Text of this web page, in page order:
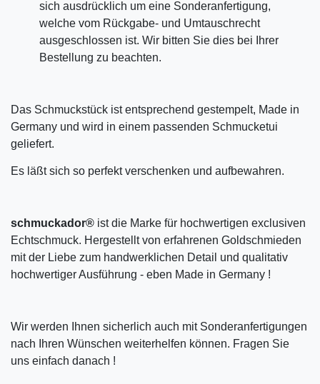
sich ausdrücklich um eine Sonderanfertigung,
welche vom Rückgabe- und Umtauschrecht
ausgeschlossen ist. Wir bitten Sie dies bei Ihrer
Bestellung zu beachten.
Das Schmuckstück ist entsprechend gestempelt, Made in
Germany und wird in einem passenden Schmucketui
geliefert.
Es läßt sich so perfekt verschenken und aufbewahren.
schmuckador® ist die Marke für hochwertigen exclusiven
Echtschmuck. Hergestellt von erfahrenen Goldschmieden
mit der Liebe zum handwerklichen Detail und qualitativ
hochwertiger Ausführung - eben Made in Germany !
Wir werden Ihnen sicherlich auch mit Sonderanfertigungen
nach Ihren Wünschen weiterhelfen können. Fragen Sie
uns einfach danach !